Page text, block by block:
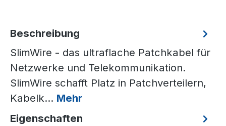
Beschreibung
SlimWire - das ultraflache Patchkabel für
Netzwerke und Telekommunikation.
SlimWire schafft Platz in Patchverteilern,
Kabelk… Mehr
Eigenschaften